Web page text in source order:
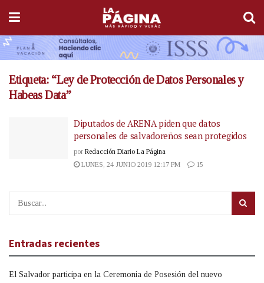
Etiqueta: “Ley de Protección de Datos Personales y
Habeas Data”
Diputados de ARENA piden que datos
personales de salvadoreños sean protegidos
por Redacción Diario La Página
LUNES, 24 JUNIO 2019 12:17 PM
15
Entradas recientes
El Salvador participa en la Ceremonia de Posesión del nuevo